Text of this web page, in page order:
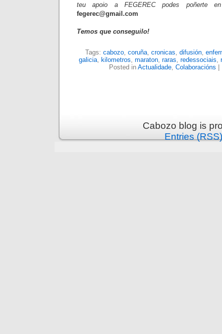
teu apoio a FEGEREC podes poñerte
fegerec@gmail.com
Temos que conseguilo!
Tags: cabozo, coruña, cronicas, difusión,
galicia, kilometros, maraton, raras, redessociais,
Posted in Actualidade, Colaboracións
Cabozo blog is
Entries (RSS)